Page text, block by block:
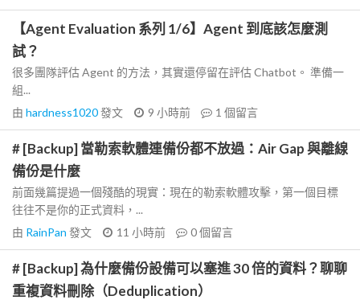
【Agent Evaluation 系列 1/6】Agent 到底該怎麼測
試？
很多團隊評估 Agent 的方法，其實還停留在評估 Chatbot。 準備一
組...
由 hardness1020發文 9 小時前 1 個留言
# [Backup] 當勒索軟體連備份都不放過：Air Gap 與離線
備份是什麼
前面幾篇提過一個殘酷的現實：現在的勒索軟體攻擊，第一個目標
往往不是你的正式資料，...
由 RainPan 發文 11 小時前 0個留言
# [Backup] 為什麼備份設備可以塞進 30 倍的資料？聊聊
重複資料刪除（Deduplication）